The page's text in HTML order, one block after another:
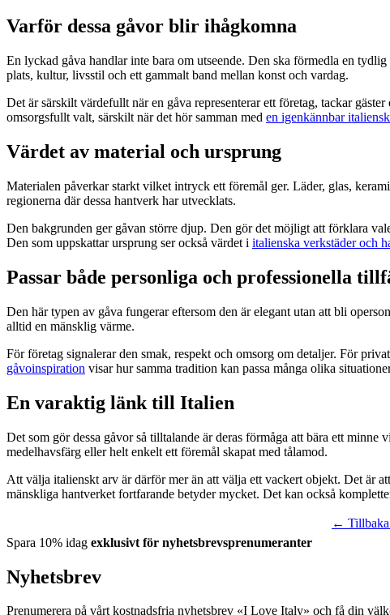
Varför dessa gåvor blir ihågkomna
En lyckad gåva handlar inte bara om utseende. Den ska förmedla en
plats, kultur, livsstil och ett gammalt band mellan konst och vardag.
Det är särskilt värdefullt när en gåva representerar ett företag, tackar
omsorgsfullt valt, särskilt när det hör samman med en igenkännbar
Värdet av material och ursprung
Materialen påverkar starkt vilket intryck ett föremål ger. Läder, glas,
regionerna där dessa hantverk har utvecklats.
Den bakgrunden ger gåvan större djup. Den gör det möjligt att förklara
Den som uppskattar ursprung ser också värdet i italienska verkstäder och
Passar både personliga och professionella
Den här typen av gåva fungerar eftersom den är elegant utan att bli
alltid en mänsklig värme.
För företag signalerar den smak, respekt och omsorg om detaljer. För
gåvoinspiration visar hur samma tradition kan passa många olika
En varaktig länk till Italien
Det som gör dessa gåvor så tilltalande är deras förmåga att bära ett
medelhavsfärg eller helt enkelt ett föremål skapat med tålamod.
Att välja italienskt arv är därför mer än att välja ett vackert objekt. Det är
mänskliga hantverket fortfarande betyder mycket. Det kan också
←
Spara 10% idag exklusivt för nyhetsbrevsprenumeranter
Nyhetsbrev
Prenumerera på vårt kostnadsfria nyhetsbrev «I Love Italy» och få din